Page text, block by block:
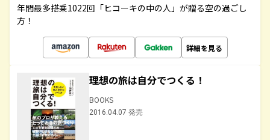
年間最多搭乗1022回「ヒコーキの中の人」が贈る空の過ごし
方！
詳細を見る
理想の旅は自分でつくる！
BOOKS
2016.04.07 発売